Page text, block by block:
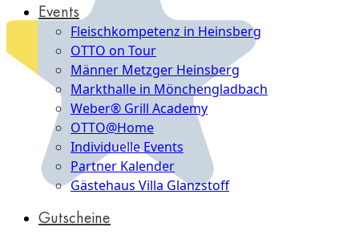
Events
Fleischkompetenz in Heinsberg
OTTO on Tour
Männer Metzger Heinsberg
Markthalle in Mönchengladbach
Weber® Grill Academy
OTTO@Home
Individuelle Events
Partner Kalender
Gästehaus Villa Glanzstoff
Gutscheine